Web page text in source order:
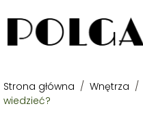
Strona główna / Wnętrza /
wiedzieć?